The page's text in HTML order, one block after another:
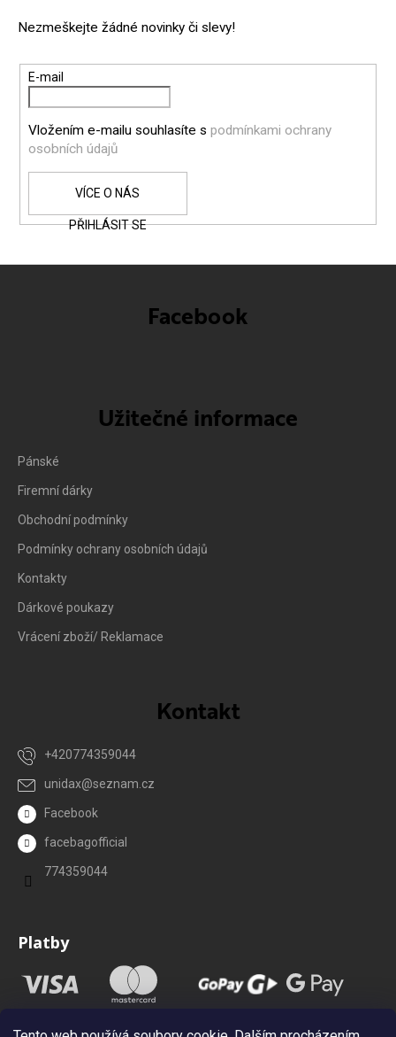
Nezmeškejte žádné novinky či slevy!
E-mail
Vložením e-mailu souhlasíte s podmínkami ochrany
osobních údajů
PŘIHLÁSIT SE
Facebook
Užitečné informace
Pánské
Firemní dárky
Obchodní podmínky
Podmínky ochrany osobních údajů
Kontakty
Dárkové poukazy
Vrácení zboží/ Reklamace
Kontakt
unidax@seznam.cz
+420774359044
Facebook
facebagofficial
774359044
Platby